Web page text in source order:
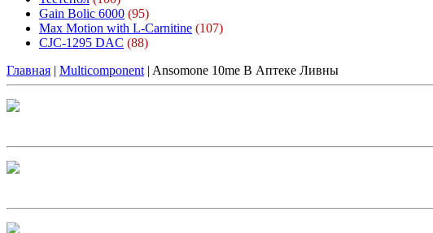
Gain Bolic 6000 (95)
Max Motion with L-Carnitine (107)
CJC-1295 DAC (88)
Главная | Multicomponent| Ansomone 10me В Аптеке Ливны